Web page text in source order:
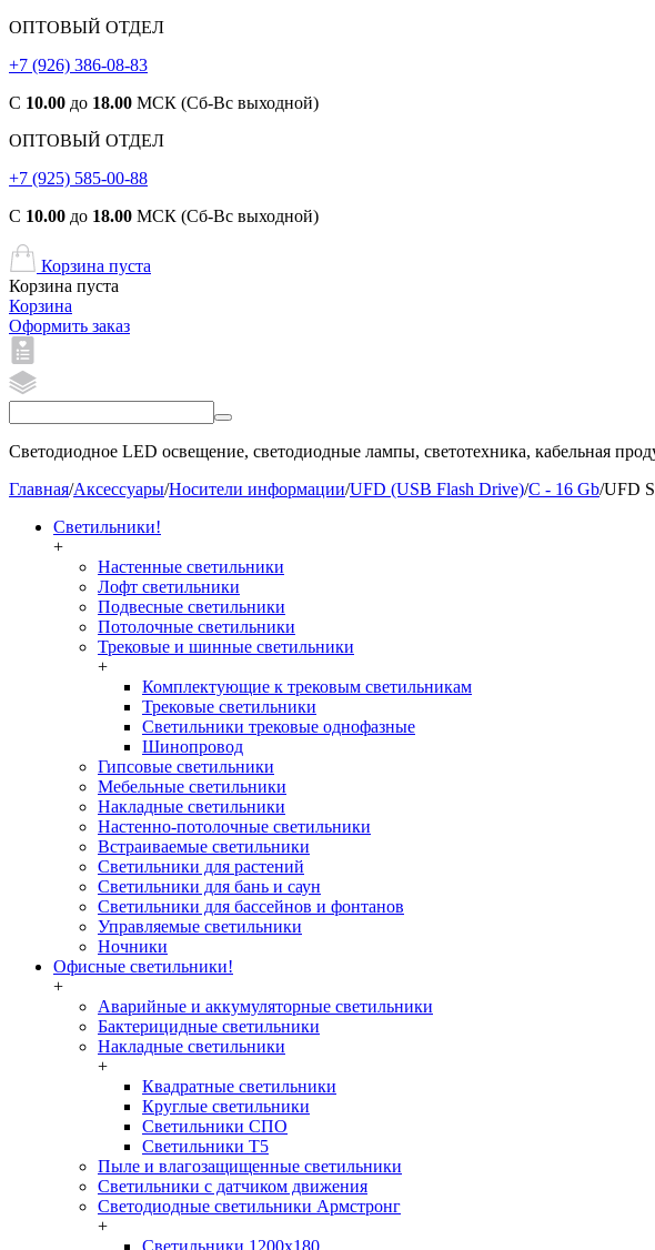
ОПТОВЫЙ ОТДЕЛ
+7 (926) 386-08-83
С 10.00 до 18.00 МСК (Сб-Вс выходной)
ОПТОВЫЙ ОТДЕЛ
+7 (925) 585-00-88
С 10.00 до 18.00 МСК (Сб-Вс выходной)
Корзина пуста
Корзина пуста
Корзина
Оформить заказ
Светодиодное LED освещение, светодиодные лампы, светотехника, кабельная
Главная/Аксессуары/Носители информации/UFD (USB Flash Drive)/C - 16 Gb/UFD
Светильники!
+
Настенные светильники
Лофт светильники
Подвесные светильники
Потолочные светильники
Трековые и шинные светильники
+
Комплектующие к трековым светильникам
Трековые светильники
Светильники трековые однофазные
Шинопровод
Гипсовые светильники
Мебельные светильники
Накладные светильники
Настенно-потолочные светильники
Встраиваемые светильники
Светильники для растений
Светильники для бань и саун
Светильники для бассейнов и фонтанов
Управляемые светильники
Ночники
Офисные светильники!
+
Аварийные и аккумуляторные светильники
Бактерицидные светильники
Накладные светильники
+
Квадратные светильники
Круглые светильники
Светильники СПО
Светильники Т5
Пыле и влагозащищенные светильники
Светильники с датчиком движения
Светодиодные светильники Армстронг
+
Светильники 1200х180